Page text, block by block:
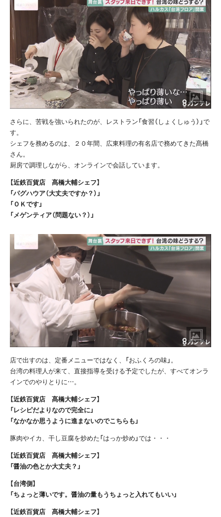
さらに、苦戦を強いられたのが、レストラン「食習（しょくしゅう）」で
す。
シェフを務めるのは、２０年間、広東料理の有名店で務めてきた髙橋
さん。
厨房で調理しながら、オンラインで会話しています。
【近鉄百貨店 髙橋大輔シェフ】
「パグハウア（大丈夫ですか？）」
「ＯＫです」
「メゲンティア（問題ない？）」
店で出すのは、定番メニューではなく、「おふくろの味」。
台湾の料理人が来て、直接指導を受ける予定でしたが、すべてオンラ
インでのやりとりに…。
【近鉄百貨店 髙橋大輔シェフ】
「レシピだよりなので完全に」
「なかなか思うように進まないのでこちらも」
豚肉やイカ、干し豆腐を炒めた「はっか炒め」では・・・
【近鉄百貨店 髙橋大輔シェフ】
「醤油の色とか大丈夫？」
【台湾側】
「ちょっと薄いです。醤油の量もうちょっと入れてもいい」
【近鉄百貨店 髙橋大輔シェフ】